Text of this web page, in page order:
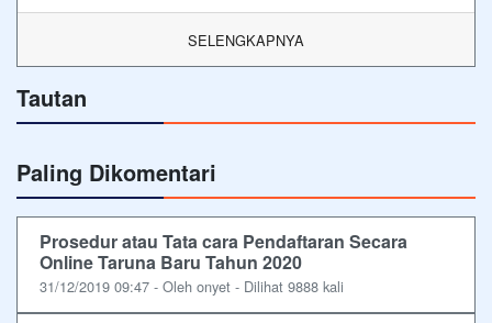
SELENGKAPNYA
Tautan
Paling Dikomentari
Prosedur atau Tata cara Pendaftaran Secara
Online Taruna Baru Tahun 2020
31/12/2019 09:47 - Oleh onyet - Dilihat 9888 kali